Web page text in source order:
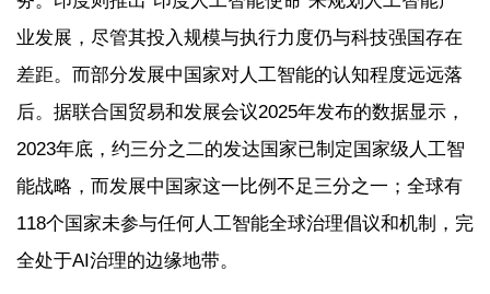
业发展，尽管其投入规模与执行力度仍与科技强国存在
差距。而部分发展中国家对人工智能的认知程度远远落
后。据联合国贸易和发展会议2025年发布的数据显示，
2023年底，约三分之二的发达国家已制定国家级人工智
能战略，而发展中国家这一比例不足三分之一；全球有
118个国家未参与任何人工智能全球治理倡议和机制，完
全处于AI治理的边缘地带。